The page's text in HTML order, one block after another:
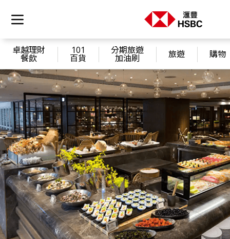
卓越理財
餐飲
101
百貨
分期旅遊
加油刷 旅遊 購物